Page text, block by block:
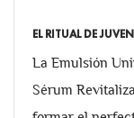
EL RITUAL DE
La Emulsión
Sérum